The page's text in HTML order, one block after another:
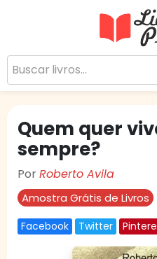
Sua
Quem quer
sempre?
PorRoberto Avila
Amostra Grátis de Livros
Facebook Twitter